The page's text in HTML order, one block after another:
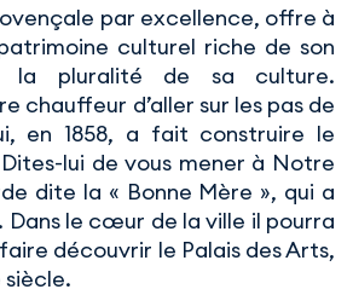
par excellence, offre à
culturel riche de son
la pluralité de sa culture.
chauffeur d’aller sur les pas de
en 1858, a fait construire le
lui de vous mener à Notre
dite la « Bonne Mère », qui a
Dans le cœur de la ville il pourra
découvrir le Palais des Arts,
siècle.